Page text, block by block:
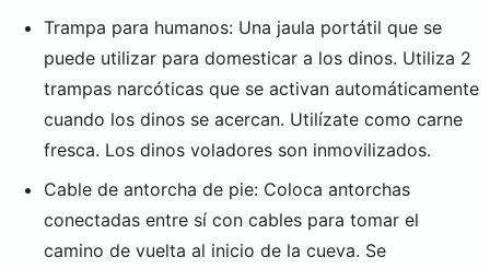
Trampa para humanos: Una jaula portátil que se
puede utilizar para domesticar a los dinos. Utiliza 2
trampas narcóticas que se activan automáticamente
cuando los dinos se acercan. Utilízate como carne
fresca. Los dinos voladores son inmovilizados.
Cable de antorcha de pie: Coloca antorchas
conectadas entre sí con cables para tomar el
camino de vuelta al inicio de la cueva. Se